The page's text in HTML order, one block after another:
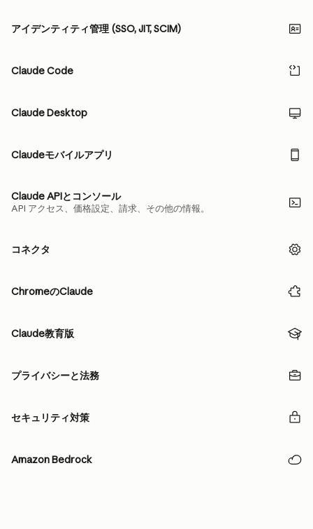
アイデンティティ管理 (SSO, JIT, SCIM)
Claude Code
Claude Desktop
Claudeモバイルアプリ
Claude APIとコンソール
API アクセス、価格設定、請求、その他の情報。
コネクタ
ChromeのClaude
Claude教育版
プライバシーと法務
セキュリティ対策
Amazon Bedrock